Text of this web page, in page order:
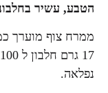
הטבע, עשיר
ממרח צוף מוערך
17
נפלאה.